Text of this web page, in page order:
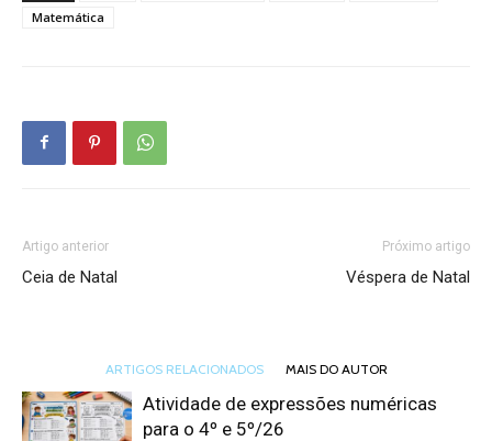
Matemática
Artigo anterior
Ceia de Natal
Próximo artigo
Véspera de Natal
ARTIGOS RELACIONADOS MAIS DO AUTOR
Atividade de expressões numéricas
para o 4º e 5º/26